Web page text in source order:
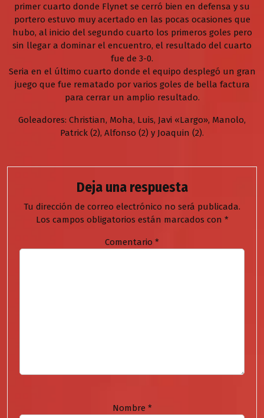
primer cuarto donde Flynet se cerró bien en defensa y su
portero estuvo muy acertado en las pocas ocasiones que
hubo, al inicio del segundo cuarto los primeros goles pero
sin llegar a dominar el encuentro, el resultado del cuarto
fue de 3-0.
Seria en el último cuarto donde el equipo desplegó un gran
juego que fue rematado por varios goles de bella factura
para cerrar un amplio resultado.
Goleadores: Christian, Moha, Luis, Javi «Largo», Manolo,
Patrick (2), Alfonso (2) y Joaquin (2).
Deja una respuesta
Tu dirección de correo electrónico no será publicada.
Los campos obligatorios están marcados con *
Comentario *
Nombre *